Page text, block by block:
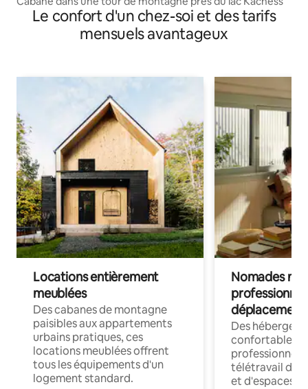
Le confort d'un chez-soi et des tarifs
mensuels avantageux
Locations entièrement
meublées
Des cabanes de montagne
paisibles aux appartements
urbains pratiques, ces
locations meublées offrent
tous les équipements d'un
logement standard.
Nomades
déplacement
Des
confortables
professionnels
télétravail
et d'espaces